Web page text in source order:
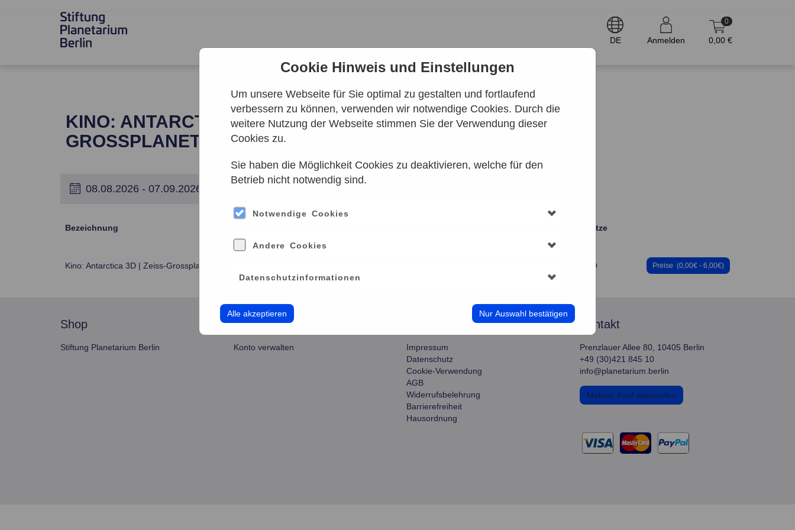
Cookie Hinweis und Einstellungen
Um unsere Webseite für Sie optimal zu gestalten und fortlaufend
verbessern zu können, verwenden wir notwendige Cookies. Durch die
weitere Nutzung der Webseite stimmen Sie der Verwendung dieser
Cookies zu.
Sie haben die Möglichkeit Cookies zu deaktivieren, welche für den
Betrieb nicht notwendig sind.
Notwendige Cookies
Andere Cookies
Datenschutzinformationen
Alle akzeptieren Nur Auswahl bestätigen
DE Anmelden
0
0,00 €
KINO: ANTARCTICA 3D | ZEISS-
GROSSPLANETARIUM
Bezeichnung Plätze
Kino: Antarctica 3D | Zeiss-Grossplanetarium 160 Preise (0,00€ - 6,00€)
shop
Stiftung Planetarium Berlin
service
Konto verwalten
Impressum
Datenschutz
Cookie-Verwendung
AGB
Widerrufsbelehrung
Barrierefreiheit
Hausordnung
kontakt
Prenzlauer Allee 80, 10405 Berlin
+49 (30)421 845 10
info@planetarium.berlin
Meinen Kauf widerrufen